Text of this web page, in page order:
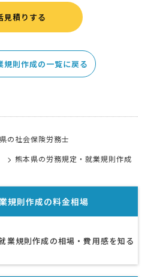
見積りする
規則作成の一覧に戻る
の社会保険労務士
熊本県の労務規定・就業規則作成
規則作成の料金相場
業規則作成の相場・費用感を知る